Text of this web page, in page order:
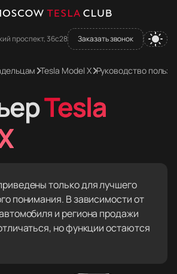
проспект, 36с28 Заказать звонок
Tesla Model X Руководство
Tesla
только для лучшего
понимания. В зависимости от
и региона продажи
но функции остаются